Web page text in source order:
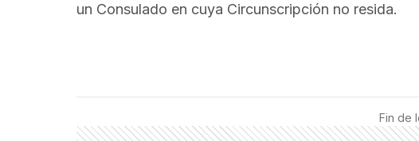
un Consulado en cuya Circunscripción no resida.
Fin de